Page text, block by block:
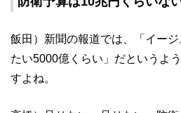
飯田）新聞の報道では、「イー
たい5000億くらい」だというよ
すよね。